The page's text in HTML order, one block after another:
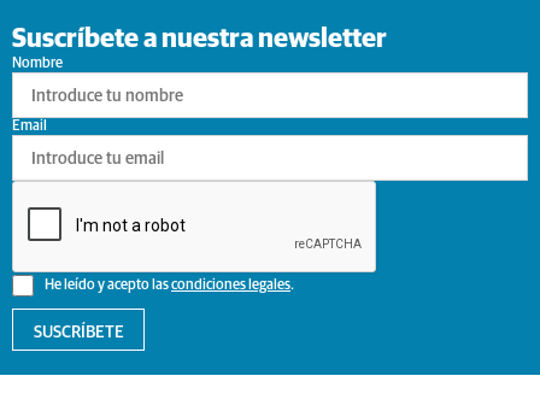
Suscríbete a nuestra newsletter
Nombre
He leído y acepto lascondiciones legales.
Email
SUSCRÍBETE